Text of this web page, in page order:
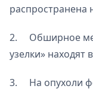
распространена
2. Обширное
узелки» находят
3. На опухоли